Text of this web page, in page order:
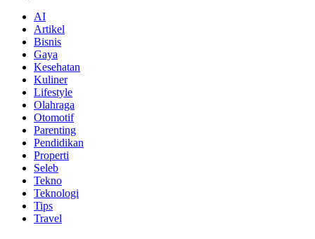
AI
Artikel
Bisnis
Gaya
Kesehatan
Kuliner
Lifestyle
Olahraga
Otomotif
Parenting
Pendidikan
Properti
Seleb
Tekno
Teknologi
Tips
Travel